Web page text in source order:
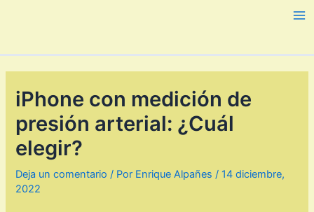
iPhone con medición de
presión arterial: ¿Cuál
elegir?
Deja un comentario / Por Enrique Alpañes/14 diciembre,
2022